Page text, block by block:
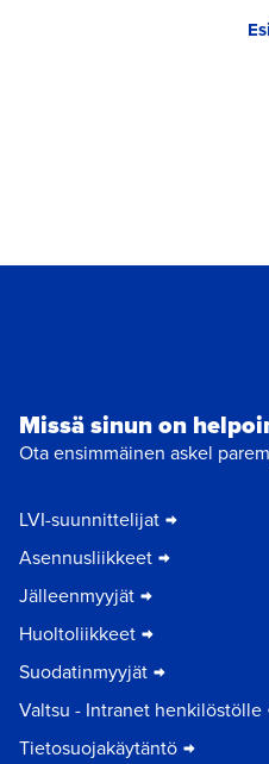
Missä sinun on
Ota ensimmäinen askel
LVI-suunnittelijat
Asennusliikkeet
Jälleenmyyjät
Huoltoliikkeet
Suodatinmyyjät
Valtsu - Intranet henkilöstölle
Tietosuojakäytäntö